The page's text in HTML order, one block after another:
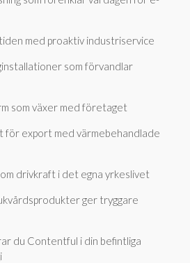
med proaktiv industriservice
som förvandlar
som växer med företaget
för export med värmebehandlade
drivkraft i det egna yrkeslivet
ger tryggare
du Contentful i din befintliga